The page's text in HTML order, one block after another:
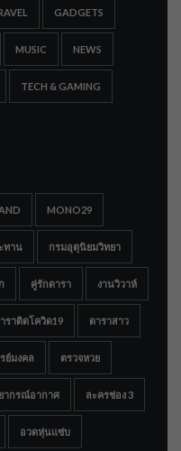
GADGETS
MUSIC NEWS
TECH & GAMING
MONO29
ทาน กรมอุตุนิยมวิทยา
คู่รักดารา งานวิวาห์
ราติดโควิด19 ดาราสาว
ย์มงคล ตรวจหวย
ากรณ์อากาศ ละครช่อง 3
อวดหุ่นแซ่บ